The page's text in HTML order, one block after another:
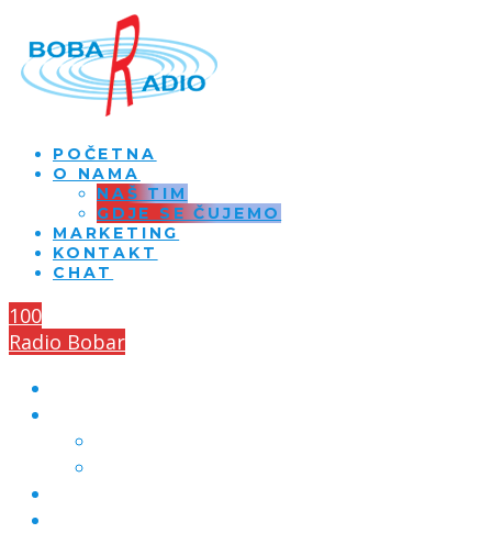
POČETNA
O NAMA
NAŠ TIM
GDJE SE ČUJEMO
MARKETING
KONTAKT
CHAT
100
Radio Bobar